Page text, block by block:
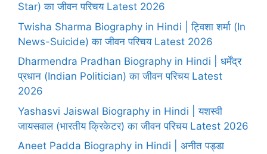
Star) का जीवन परिचय Latest 2026
Twisha Sharma Biography in Hindi | ट्विशा शर्मा (In
News-Suicide) का जीवन परिचय Latest 2026
Dharmendra Pradhan Biography in Hindi | धर्मेंद्र
प्रधान (Indian Politician) का जीवन परिचय Latest
2026
Yashasvi Jaiswal Biography in Hindi | यशस्वी
जायसवाल (भारतीय क्रिकेटर) का जीवन परिचय Latest 2026
Aneet Padda Biography in Hindi | अनीत पड्डा